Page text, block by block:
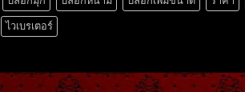
ไวเบรเตอร์